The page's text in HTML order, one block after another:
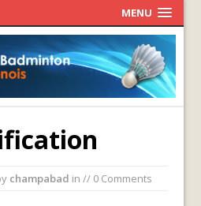
MENU
champabad in // 0 Comments